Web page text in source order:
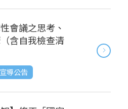
會議之思考、
含自我檢查清
導公告